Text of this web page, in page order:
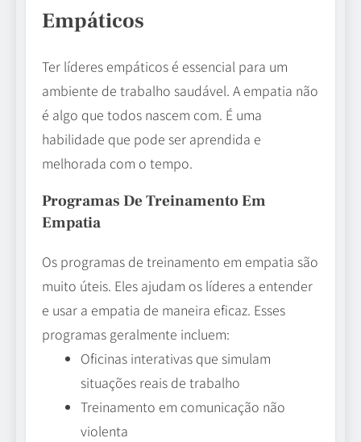
Empáticos
Ter líderes empáticos é essencial para um
ambiente de trabalho saudável. A empatia não
é algo que todos nascem com. É uma
habilidade que pode ser aprendida e
melhorada com o tempo.
Programas De Treinamento Em
Empatia
Os programas de treinamento em empatia são
muito úteis. Eles ajudam os líderes a entender
e usar a empatia de maneira eficaz. Esses
programas geralmente incluem:
Oficinas interativas que simulam
situações reais de trabalho
Treinamento em comunicação não
violenta